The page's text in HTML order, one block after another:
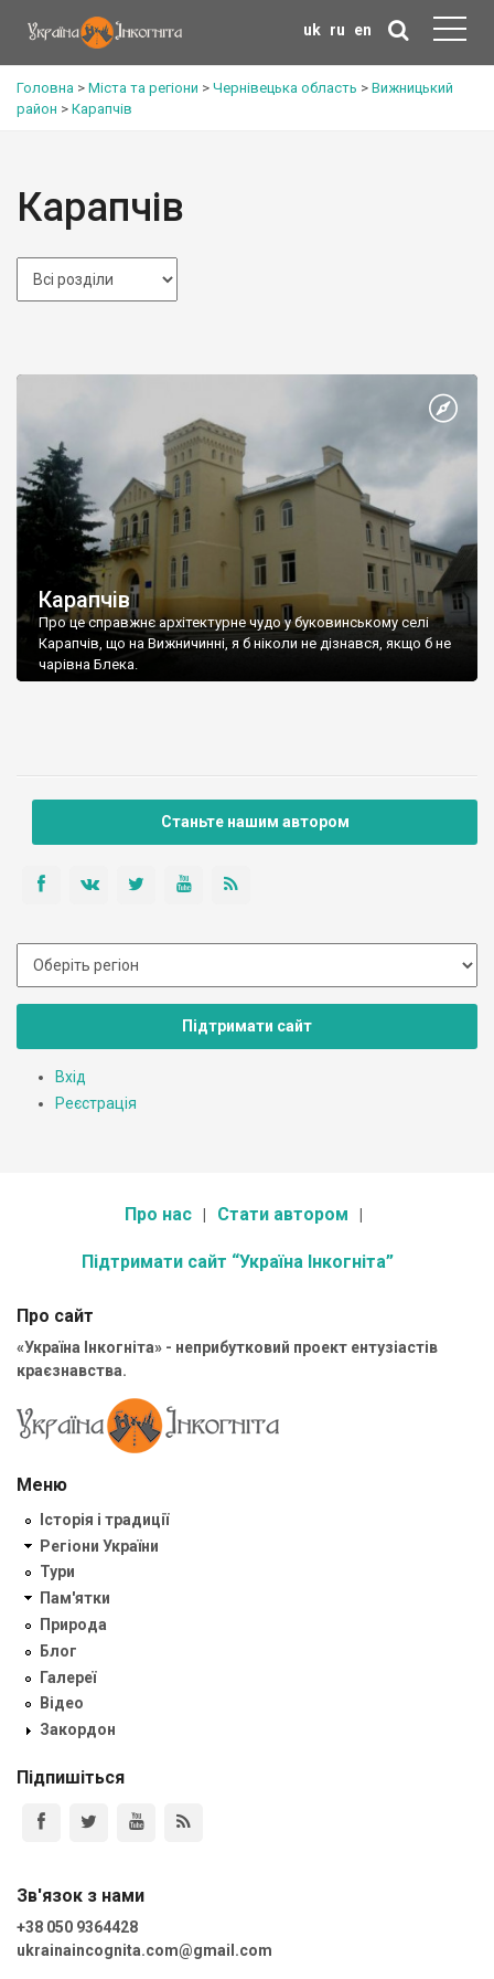
uk ru en
Головна > Міста та регіони > Чернівецька область > Вижницький
район > Карапчів
Карапчів
Карапчів
Про це справжнє архітектурне чудо у буковинському селі
Карапчів, що на Вижничинні, я б ніколи не дізнався, якщо б не
чарівна Блека.
Станьте нашим автором
Підтримати сайт
Вхід
Реєстрація
Про нас Стати автором
Підтримати сайт “Україна Інкогніта”
Про сайт
«Україна Інкогніта» - неприбутковий проект ентузіастів
краєзнавства.
Меню
Історія і традиції
Регіони України
Тури
Пам'ятки
Природа
Блог
Галереї
Відео
Закордон
Підпишіться
Зв'язок з нами
+38 050 9364428
ukrainaincognita.com@gmail.com